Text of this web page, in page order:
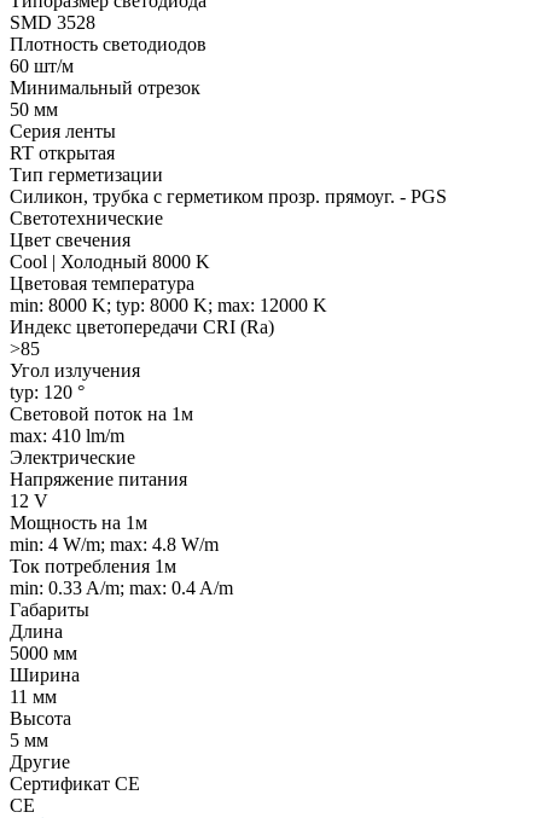
SMD 3528
Плотность светодиодов
60 шт/м
Минимальный отрезок
50 мм
Серия ленты
RT открытая
Тип герметизации
Силикон, трубка с герметиком прозр. прямоуг. - PGS
Светотехнические
Цвет свечения
Cool | Холодный 8000 K
Цветовая температура
min: 8000 K; typ: 8000 K; max: 12000 K
Индекс цветопередачи CRI (Ra)
>85
Угол излучения
typ: 120 °
Световой поток на 1м
max: 410 lm/m
Электрические
Напряжение питания
12 V
Мощность на 1м
min: 4 W/m; max: 4.8 W/m
Ток потребления 1м
min: 0.33 A/m; max: 0.4 A/m
Габариты
Длина
5000 мм
Ширина
11 мм
Высота
5 мм
Другие
Сертификат CE
CE